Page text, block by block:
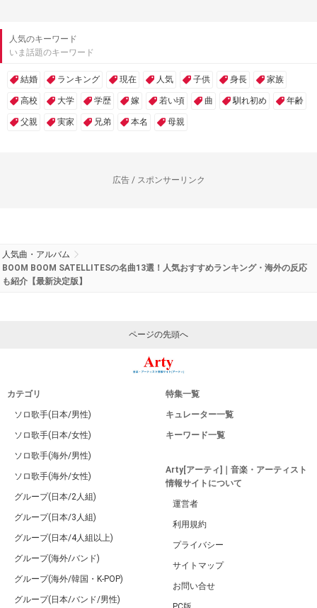
人気のキーワード
いま話題のキーワード
結婚 ランキング 現在 人気 子供 身長 家族
高校 大学 学歴 嫁 若い頃 曲 馴れ初め 年齢
父親 実家 兄弟 本名 母親
広告 / スポンサーリンク
人気曲・アルバム
BOOM BOOM SATELLITESの名曲13選！人気おすすめランキング・海外の反応
も紹介【最新決定版】
ページの先頭へ
カテゴリ
ソロ歌手(日本/男性)
ソロ歌手(日本/女性)
ソロ歌手(海外/男性)
ソロ歌手(海外/女性)
グループ(日本/2人組)
グループ(日本/3人組)
グループ(日本/4人組以上)
グループ(海外/バンド)
グループ(海外/韓国・K-POP)
グループ(日本/バンド/男性)
特集一覧
キュレーター一覧
キーワード一覧
Arty[アーティ]｜音楽・アーティスト
情報サイトについて
運営者
利用規約
プライバシー
サイトマップ
お問い合せ